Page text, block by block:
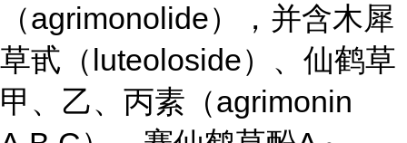
（agrimonolide），并含木犀
草甙（luteoloside）、仙鹤草
甲、乙、丙素（agrimonin